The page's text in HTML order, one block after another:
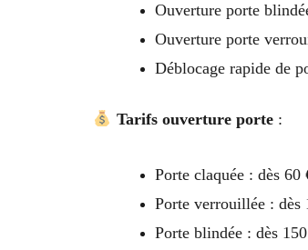
Ouverture porte
Ouverture porte
Déblocage rapide de
Tarifs ouverture porte:
Porte claquée : dès 60
Porte verrouillée : dès
Porte blindée : dès